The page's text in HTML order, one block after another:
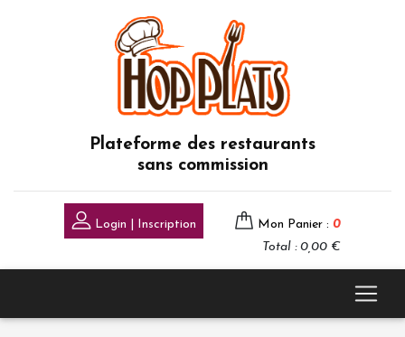
Plateforme des restaurants
sans commission
Login | Inscription Mon Panier : 0
Total : 0,00 €